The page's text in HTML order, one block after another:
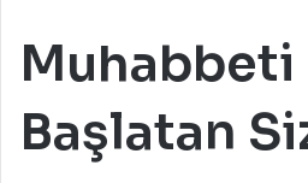
Muhabbeti
Başlatan